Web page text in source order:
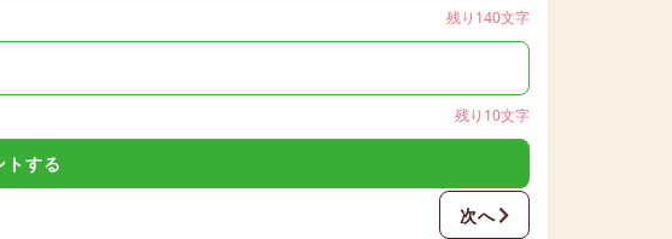
残り140文字
残り10文字
トする
次へ